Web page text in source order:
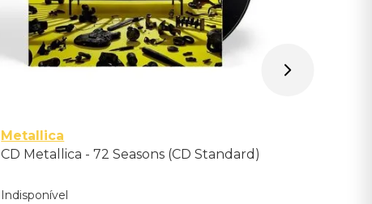
Metallica
CD Metallica - 72 Seasons (CD Standard)
Indisponível